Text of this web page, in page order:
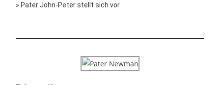
» Pater John-Peter stellt sich vor